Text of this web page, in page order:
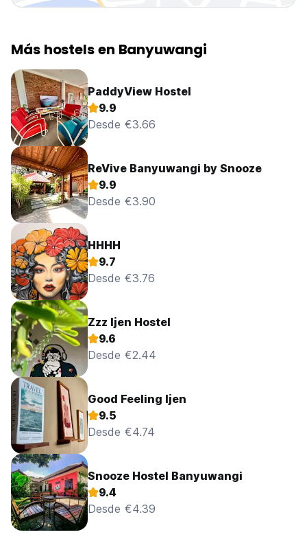
Más hostels en Banyuwangi
PaddyView Hostel
9.9
Desde €3.66
ReVive Banyuwangi by Snooze
9.9
Desde €3.90
HHHH
9.7
Desde €3.76
Zzz Ijen Hostel
9.6
Desde €2.44
Good Feeling Ijen
9.5
Desde €4.74
Snooze Hostel Banyuwangi
9.4
Desde €4.39